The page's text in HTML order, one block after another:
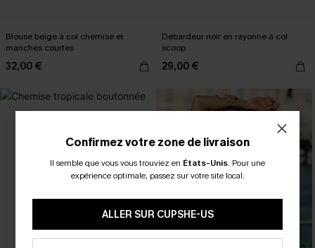
Blouse beige à col chemise et
manches courtes
32,00 €
Débardeur noir en rayonne à col
scoop
29,00 €
Confirmez votre zone de livraison
Il semble que vous vous trouviez en États-Unis. Pour une
expérience optimale, passez sur votre site local.
ALLER SUR CUPSHE-US